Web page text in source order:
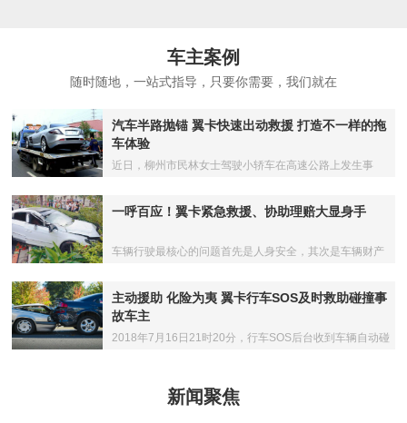
车主案例
随时随地，一站式指导，只要你需要，我们就在
汽车半路抛锚 翼卡快速出动救援 打造不一样的拖
车体验
近日，柳州市民林女士驾驶小轿车在高速公路上发生事
一呼百应！翼卡紧急救援、协助理赔大显身手
车辆行驶最核心的问题首先是人身安全，其次是车辆财产
主动援助 化险为夷 翼卡行车SOS及时救助碰撞事
故车主
2018年7月16日21时20分，行车SOS后台收到车辆自动碰
新闻聚焦